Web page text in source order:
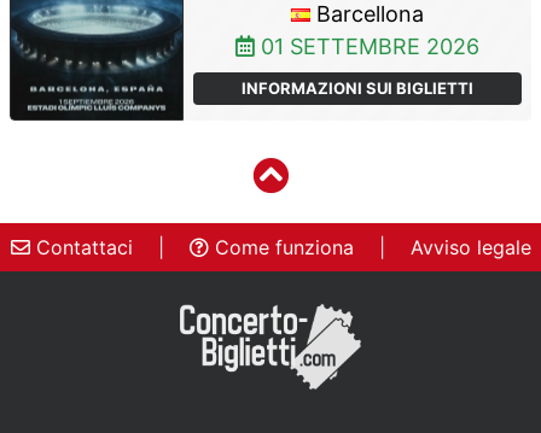
Barcellona
01 SETTEMBRE 2026
INFORMAZIONI SUI BIGLIETTI
Contattaci Come funziona Avviso legale